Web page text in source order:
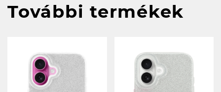
További termékek